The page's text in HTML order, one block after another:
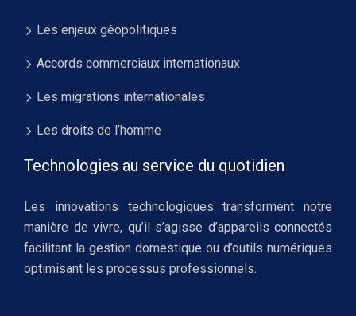
Les enjeux géopolitiques
Accords commerciaux internationaux
Les migrations internationales
Les droits de l’homme
Technologies au service du quotidien
Les innovations technologiques transforment notre
manière de vivre, qu’il s’agisse d’appareils connectés
facilitant la gestion domestique ou d’outils numériques
optimisant les processus professionnels.